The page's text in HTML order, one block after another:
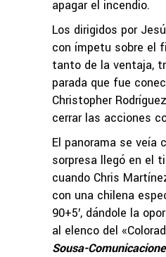
apagar el incendio.
Los dirigidos por
con ímpetu sobre el
tanto de la ventaja,
parada que fue
Christopher
cerrar las acciones
El panorama se veía
sorpresa llegó en el
cuando Chris
con una chilena
90+5′, dándole la
al elenco del
Sousa-